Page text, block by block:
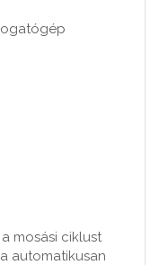
mosási ciklust
automatikusan